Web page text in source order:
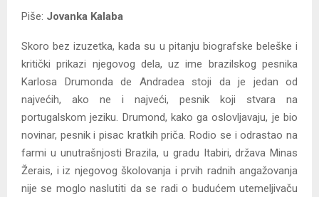
Piše: Jovanka Kalaba
Skoro bez izuzetka, kada su u pitanju biografske beleške i
kritički prikazi njegovog dela, uz ime brazilskog pesnika
Karlosa Drumonda de Andradea stoji da je jedan od
najvećih, ako ne i najveći, pesnik koji stvara na
portugalskom jeziku. Drumond, kako ga oslovljavaju, je bio
novinar, pesnik i pisac kratkih priča. Rodio se i odrastao na
farmi u unutrašnjosti Brazila, u gradu Itabiri, država Minas
Žerais, i iz njegovog školovanja i prvih radnih angažovanja
nije se moglo naslutiti da se radi o budućem utemeljivaču